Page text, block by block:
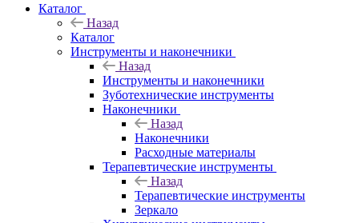
Каталог
Назад
Каталог
Инструменты и наконечники
Назад
Инструменты и наконечники
Зуботехнические инструменты
Наконечники
Назад
Наконечники
Расходные материалы
Терапевтические инструменты
Назад
Терапевтические инструменты
Зеркало